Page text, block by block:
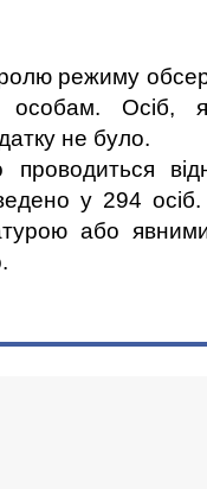
режиму
Осіб,
не було.
проводиться
у 294
або